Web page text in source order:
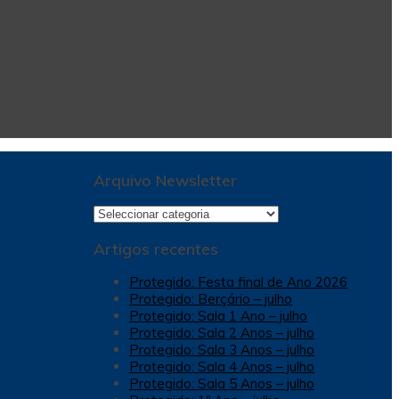
Arquivo Newsletter
Arquivo
Artigos recentes
Protegido: Festa final de Ano 2026
Protegido: Berçário – julho
Protegido: Sala 1 Ano – julho
Protegido: Sala 2 Anos – julho
Protegido: Sala 3 Anos – julho
Protegido: Sala 4 Anos – julho
Protegido: Sala 5 Anos – julho